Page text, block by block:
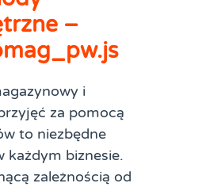
–
i
za pomocą
to niezbędne
każdym biznesie.
zależnością od